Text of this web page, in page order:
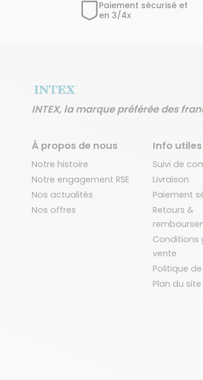
Paiement sécurisé et
en 3/4x
INTEX, la marque préférée des
À propos de nous
Notre histoire
Notre engagement RSE
Nos actualités
Nos offres
Info utiles
Suivi de
Livraison
Paiement
Retours &
Conditions
vente
Politique
Plan du site